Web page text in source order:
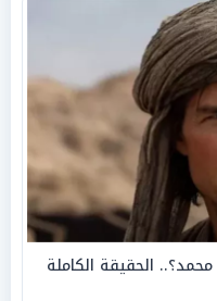
الحقيقة الكاملة